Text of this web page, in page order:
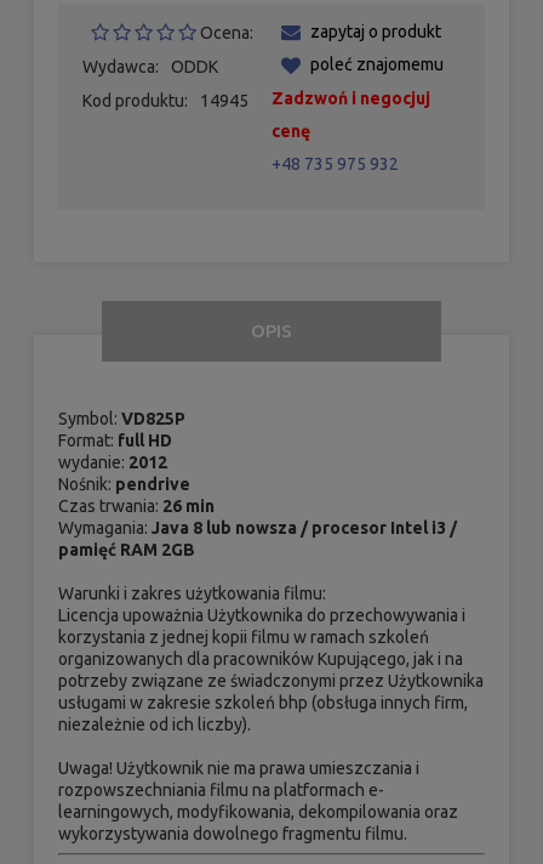
Ocena:
Wydawca:
ODDK
Kod produktu:
14945
zapytaj o produkt
poleć znajomemu
Zadzwoń i negocjuj
cenę
+48 735 975 932
OPIS
Symbol: VD825P
Format: full HD
wydanie: 2012
Nośnik: pendrive
Czas trwania: 26 min
Wymagania: Java 8 lub nowsza / procesor Intel i3 /
pamięć RAM 2GB
Warunki i zakres użytkowania filmu:
Licencja upoważnia Użytkownika do przechowywania i
korzystania z jednej kopii filmu w ramach szkoleń
organizowanych dla pracowników Kupującego, jak i na
potrzeby związane ze świadczonymi przez Użytkownika
usługami w zakresie szkoleń bhp (obsługa innych firm,
niezależnie od ich liczby).
Uwaga! Użytkownik nie ma prawa umieszczania i
rozpowszechniania filmu na platformach e-
learningowych, modyfikowania, dekompilowania oraz
wykorzystywania dowolnego fragmentu filmu.